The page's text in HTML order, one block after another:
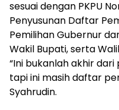
sesuai dengan PKPU
Penyusunan Daftar
Pemilihan Gubernur
Wakil Bupati, serta
“Ini bukanlah akhir
tapi ini masih daftar
Syahrudin.